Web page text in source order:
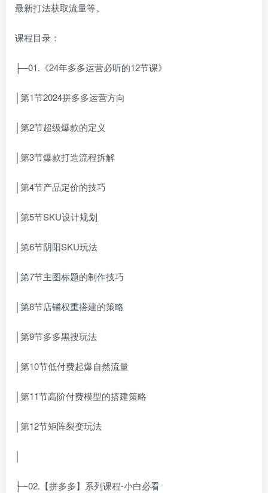
最新打法获取流量等。
课程目录：
├─01.《24年多多运营必听的12节课》
│第1节2024拼多多运营方向
│第2节超级爆款的定义
│第3节爆款打造流程拆解
│第4节产品定价的技巧
│第5节SKU设计规划
│第6节阴阳SKU玩法
│第7节主图标题的制作技巧
│第8节店铺权重搭建的策略
│第9节多多黑搜玩法
│第10节低付费起爆自然流量
│第11节高阶付费模型的搭建策略
│第12节矩阵裂变玩法
├─02.【拼多多】系列课程-小白必看